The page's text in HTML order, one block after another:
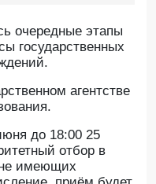
очередные этапы
государственных
агентстве
до 18:00 25
отбор в
не имеющих